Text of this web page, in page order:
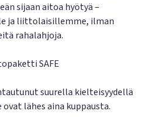
sijaan aitoa hyötyä –
ja liittolaisillemme, ilman
rahalahjoja.
SAFE
suurella kielteisyydellä
lähes aina kuppausta.